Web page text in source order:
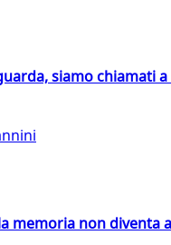
siamo chiamati
memoria non diventa